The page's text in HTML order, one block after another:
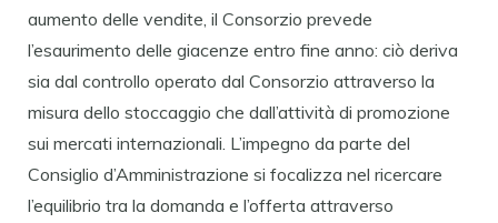
aumento delle vendite, il Consorzio prevede
l’esaurimento delle giacenze entro fine anno: ciò deriva
sia dal controllo operato dal Consorzio attraverso la
misura dello stoccaggio che dall’attività di promozione
sui mercati internazionali. L’impegno da parte del
Consiglio d’Amministrazione si focalizza nel ricercare
l’equilibrio tra la domanda e l’offerta attraverso